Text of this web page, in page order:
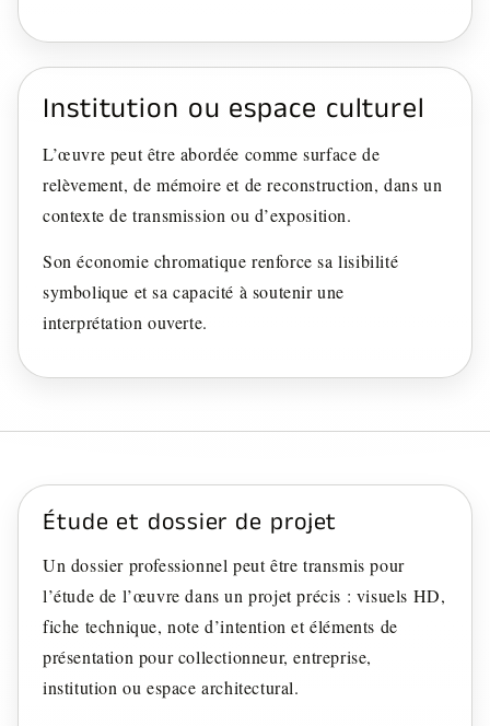
Institution ou espace culturel
L’œuvre peut être abordée comme surface de
relèvement, de mémoire et de reconstruction, dans un
contexte de transmission ou d’exposition.
Son économie chromatique renforce sa lisibilité
symbolique et sa capacité à soutenir une
interprétation ouverte.
Étude et dossier de projet
Un dossier professionnel peut être transmis pour
l’étude de l’œuvre dans un projet précis : visuels HD,
fiche technique, note d’intention et éléments de
présentation pour collectionneur, entreprise,
institution ou espace architectural.